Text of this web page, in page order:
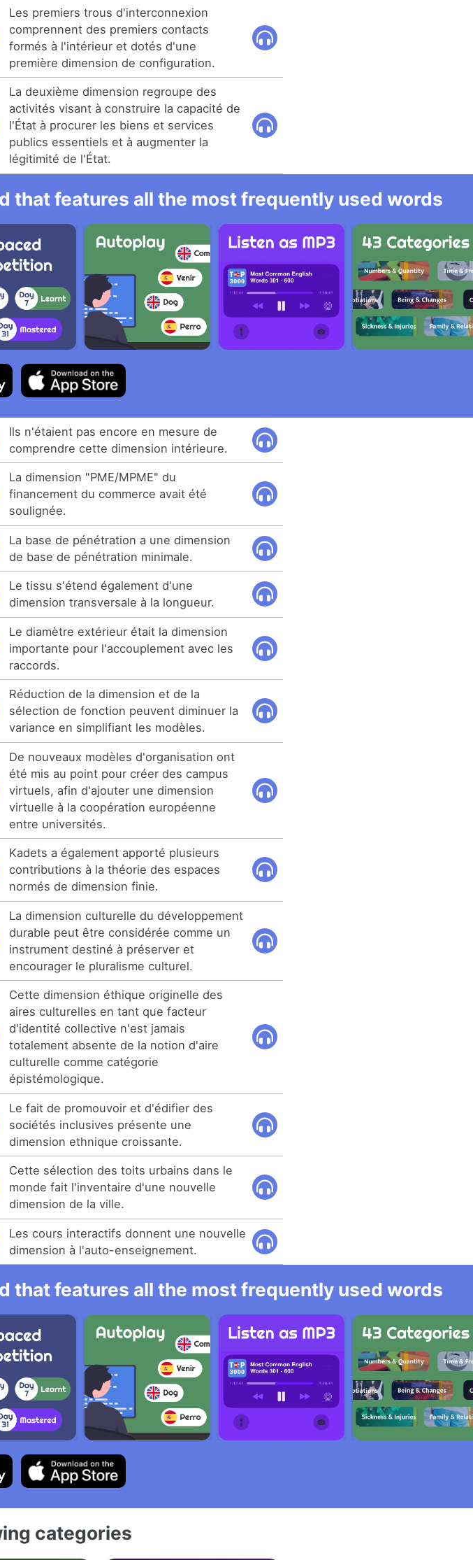
Les premiers trous d'interconnexion
comprennent des premiers contacts
formés à l'intérieur et dotés d'une
première dimension de configuration.
La deuxième dimension regroupe des
activités visant à construire la capacité de
l'État à procurer les biens et services
publics essentiels et à augmenter la
légitimité de l'État.
that features all the most frequently used words
Ils n'étaient pas encore en mesure de
comprendre cette dimension intérieure.
La dimension "PME/MPME" du
financement du commerce avait été
soulignée.
La base de pénétration a une dimension
de base de pénétration minimale.
Le tissu s'étend également d'une
dimension transversale à la longueur.
Le diamètre extérieur était la dimension
importante pour l'accouplement avec les
raccords.
Réduction de la dimension et de la
sélection de fonction peuvent diminuer la
variance en simplifiant les modèles.
De nouveaux modèles d'organisation ont
été mis au point pour créer des campus
virtuels, afin d'ajouter une dimension
virtuelle à la coopération européenne
entre universités.
Kadets a également apporté plusieurs
contributions à la théorie des espaces
normés de dimension finie.
La dimension culturelle du développement
durable peut être considérée comme un
instrument destiné à préserver et
encourager le pluralisme culturel.
Cette dimension éthique originelle des
aires culturelles en tant que facteur
d'identité collective n'est jamais
totalement absente de la notion d'aire
culturelle comme catégorie
épistémologique.
Le fait de promouvoir et d'édifier des
sociétés inclusives présente une
dimension ethnique croissante.
Cette sélection des toits urbains dans le
monde fait l'inventaire d'une nouvelle
dimension de la ville.
Les cours interactifs donnent une nouvelle
dimension à l'auto-enseignement.
that features all the most frequently used words
categories